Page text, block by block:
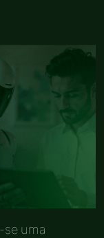
se uma